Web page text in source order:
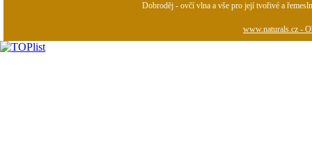
Dobroděj - ovčí vlna a vše pro její tvořivé a
www.naturals.cz -